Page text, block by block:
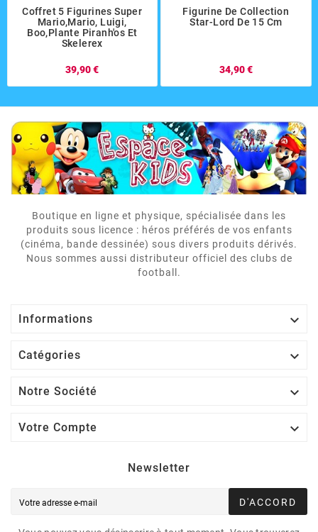
Coffret 5 Figurines Super
Mario,Mario, Luigi,
Boo,plante Piranh'os Et
Skelerex
39,90 €
Figurine De Collection
Star-Lord De 15 Cm
34,90 €
Boutique en ligne et physique, spécialisée dans les
produits sous licence : héros préférés de vos enfants
(cinéma, bande dessinée) sous divers produits dérivés.
Nous sommes aussi distributeur officiel des clubs de
football.
Informations 
Catégories 
Notre Société 
Votre Compte 
Newsletter
D'ACCORD